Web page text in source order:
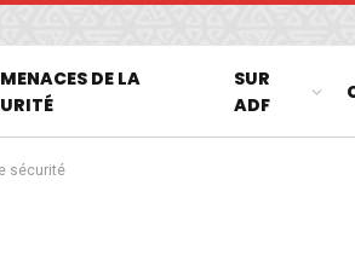
DE LA
SUR
ADF
sécurité